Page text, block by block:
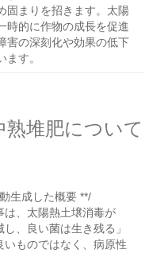
固まりを招きます。太陽
時的に作物の成長を促進
害の深刻化や効果の低下
す。
熟堆肥について
生成した概要 **/
は、太陽熱土壌消毒が
し、良い菌は生き残る」
いものではなく、病原性